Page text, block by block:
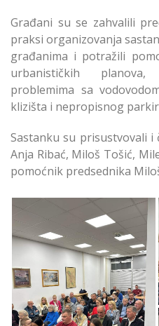
Građani su se zahvalili
praksi organizovanja
građanima i potražili
urbanističkih planova,
problemima sa
klizišta i nepropisnog
Sastanku su prisustvovali i
Anja Ribać, Miloš Tošić,
pomoćnik predsednika
Uspostavljamo odnos
poverenja između
građana i Opštine
Zvezdara